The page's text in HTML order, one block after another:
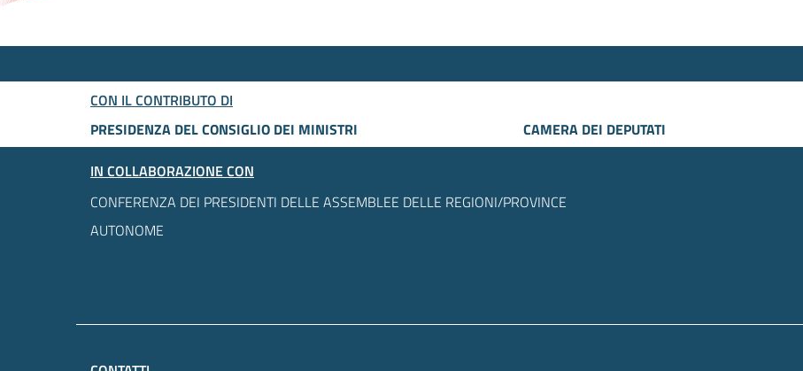
CON IL CONTRIBUTO DI
PRESIDENZA DEL CONSIGLIO DEI MINISTRI
CAMERA DEI DEPUTATI
IN COLLABORAZIONE CON
CONFERENZA DEI PRESIDENTI DELLE ASSEMBLEE DELLE REGIONI/PROVINCE
AUTONOME